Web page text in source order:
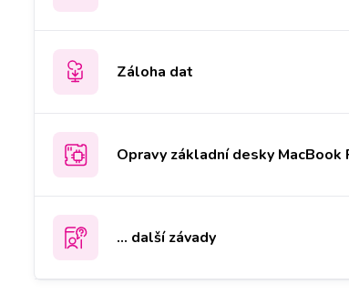
Záloha dat
Opravy základní desky
... další závady